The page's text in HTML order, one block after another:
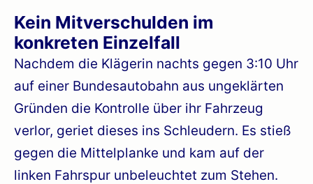
Kein Mitverschulden im
konkreten Einzelfall
Nachdem die Klägerin nachts gegen 3:10 Uhr
auf einer Bundesautobahn aus ungeklärten
Gründen die Kontrolle über ihr Fahrzeug
verlor, geriet dieses ins Schleudern. Es stieß
gegen die Mittelplanke und kam auf der
linken Fahrspur unbeleuchtet zum Stehen.